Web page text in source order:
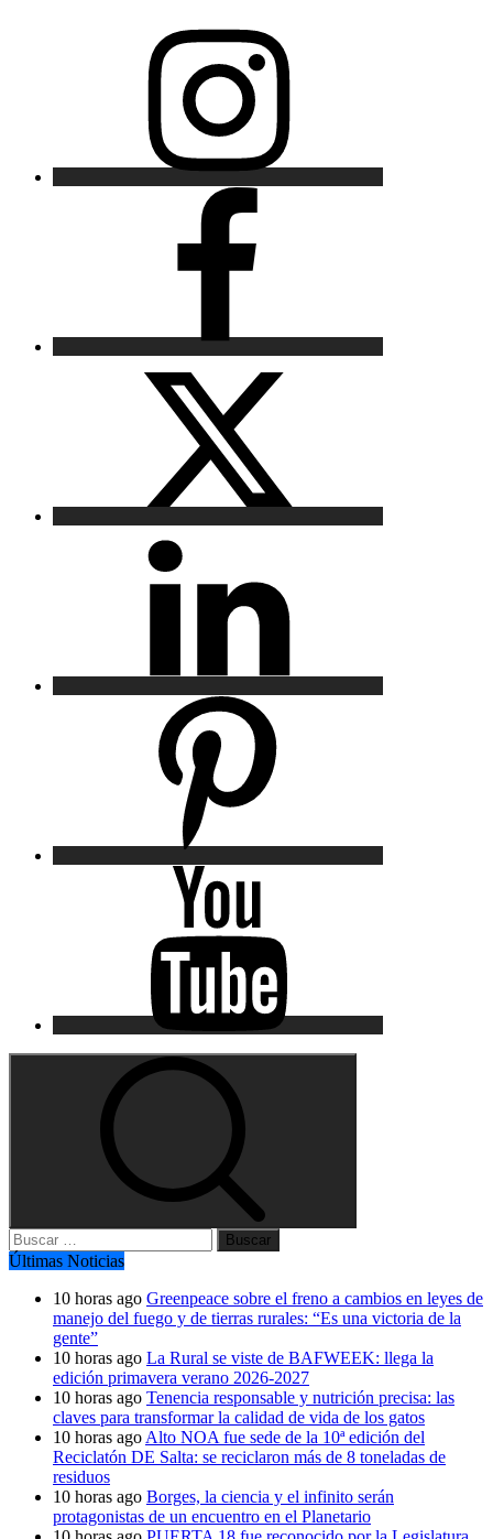
Buscar:
Últimas Noticias
10 horas ago Greenpeace sobre el freno a cambios en leyes de
manejo del fuego y de tierras rurales: “Es una victoria de la
gente”
10 horas ago La Rural se viste de BAFWEEK: llega la
edición primavera verano 2026-2027
10 horas ago Tenencia responsable y nutrición precisa: las
claves para transformar la calidad de vida de los gatos
10 horas ago Alto NOA fue sede de la 10ª edición del
Reciclatón DE Salta: se reciclaron más de 8 toneladas de
residuos
10 horas ago Borges, la ciencia y el infinito serán
protagonistas de un encuentro en el Planetario